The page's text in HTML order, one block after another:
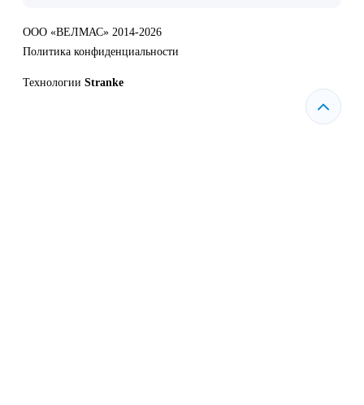
ООО «ВЕЛМАС» 2014-2026
Политика конфиденциальности
Технологии Stranke